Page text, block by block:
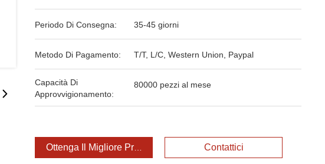
Periodo Di Consegna: 35-45 giorni
Metodo Di Pagamento: T/T, L/C, Western Union, Paypal
Capacità Di
Approvvigionamento:
80000 pezzi al mese
Ottenga Il Migliore Prezzo Contattici